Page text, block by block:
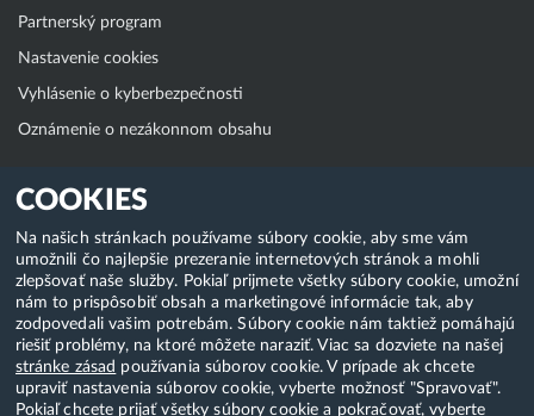
COOKIES
Na našich stránkach používame súbory cookie, aby sme vám
umožnili čo najlepšie prezeranie internetových stránok a mohli
zlepšovať naše služby. Pokiaľ prijmete všetky súbory cookie, umožní
nám to prispôsobiť obsah a marketingové informácie tak, aby
zodpovedali vašim potrebám. Súbory cookie nám taktiež pomáhajú
riešiť problémy, na ktoré môžete naraziť. Viac sa dozviete na našej
stránke zásad používania súborov cookie. V prípade ak chcete
upraviť nastavenia súborov cookie, vyberte možnosť "Spravovať".
Pokiaľ chcete prijať všetky súbory cookie a pokračovať, vyberte
Partnerský program
Nastavenie cookies
Vyhlásenie o kyberbezpečnosti
Oznámenie o nezákonnom obsahu
Klientská zóna
WebAdmin
WebMail
Zmena hesla (E-mail, FTP, SSH)
Webhosting
Domény